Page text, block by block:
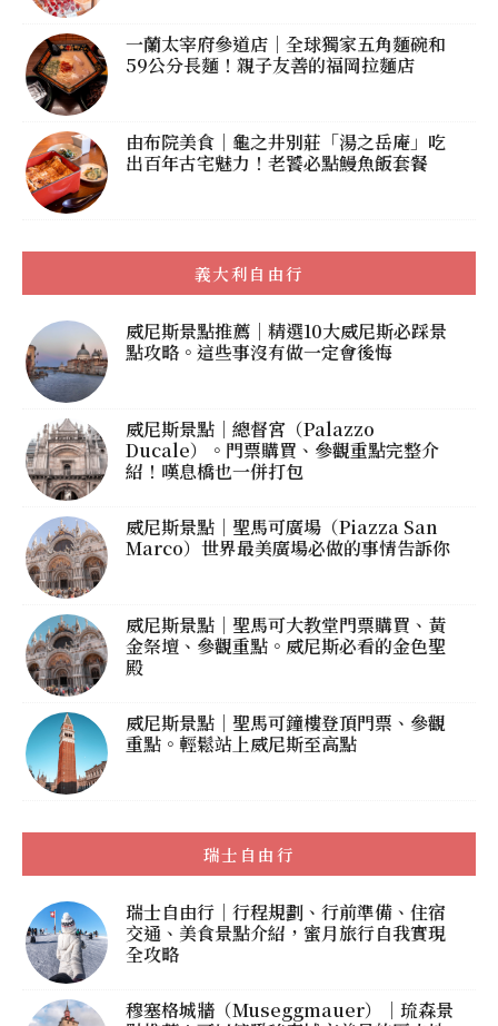
一蘭太宰府參道店｜全球獨家五角麵碗和
59公分長麵！親子友善的福岡拉麵店
由布院美食｜龜之井別莊「湯之岳庵」吃
出百年古宅魅力！老饕必點鰻魚飯套餐
義大利自由行
威尼斯景點推薦｜精選10大威尼斯必踩景
點攻略。這些事沒有做一定會後悔
威尼斯景點｜總督宮（Palazzo
Ducale）。門票購買、參觀重點完整介
紹！嘆息橋也一併打包
威尼斯景點｜聖馬可廣場（Piazza San
Marco）世界最美廣場必做的事情告訴你
威尼斯景點｜聖馬可大教堂門票購買、黃
金祭壇、參觀重點。威尼斯必看的金色聖
殿
威尼斯景點｜聖馬可鐘樓登頂門票、參觀
重點。輕鬆站上威尼斯至高點
瑞士自由行
瑞士自由行｜行程規劃、行前準備、住宿
交通、美食景點介紹，蜜月旅行自我實現
全攻略
穆塞格城牆（Museggmauer）｜琉森景